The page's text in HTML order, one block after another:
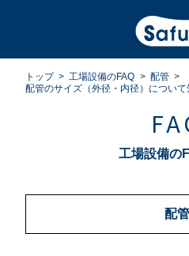
トップ 工場設備のFAQ
配管
配管のサイズ（外径・内径）につい
工場設備の
配管